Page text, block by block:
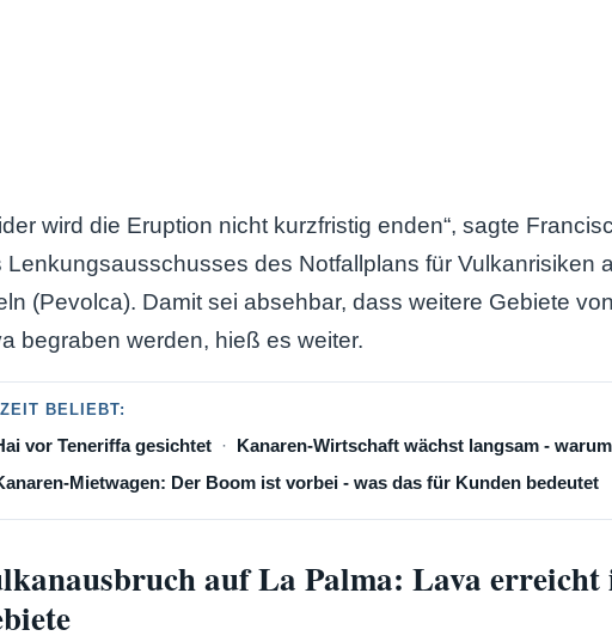
wird die Eruption nicht kurzfristig enden“, sagte
Lenkungsausschusses des Notfallplans für Vulkanrisiken
(Pevolca). Damit sei absehbar, dass weitere Gebiete von
begraben werden, hieß es weiter.
BELIEBT:
vor Teneriffa gesichtet
Kanaren-Wirtschaft wächst langsam -
Mietwagen: Der Boom ist vorbei - was das für Kunden bedeutet
auf La Palma: Lava erreicht